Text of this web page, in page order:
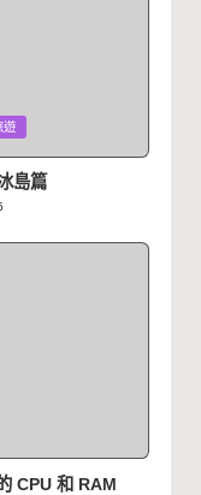
遊
島篇
CPU 和 RAM